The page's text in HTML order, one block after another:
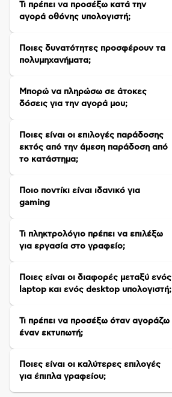
Τι πρέπει να προσέξω κατά την
αγορά οθόνης υπολογιστή;
Ποιες δυνατότητες προσφέρουν τα
πολυμηχανήματα;
Μπορώ να πληρώσω σε άτοκες
δόσεις για την αγορά μου;
Ποιες είναι οι επιλογές παράδοσης
εκτός από την άμεση παράδοση από
το κατάστημα;
Ποιο ποντίκι είναι ιδανικό για
gaming
Τι πληκτρολόγιο πρέπει να επιλέξω
για εργασία στο γραφείο;
Ποιες είναι οι διαφορές μεταξύ ενός
laptop και ενός desktop υπολογιστή;
Τι πρέπει να προσέξω όταν αγοράζω
έναν εκτυπωτή;
Ποιες είναι οι καλύτερες επιλογές
για έπιπλα γραφείου;